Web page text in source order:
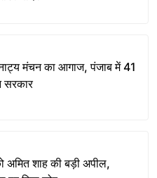
नाट्य मंचन का आगाज, पंजाब में 41
सरकार
अमित शाह की बड़ी अपील,